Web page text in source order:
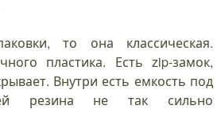
то она классическая.
пластика. Есть zip-замок,
Внутри есть емкость под
резина не так сильно